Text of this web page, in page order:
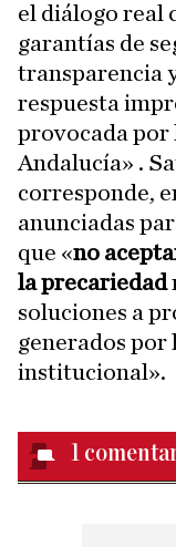
el diálogo real
garantías de
transparencia
respuesta
provocada por
Andalucía» .
corresponde,
anunciadas
que «no
la precariedad
soluciones a
generados por
institucional».
1